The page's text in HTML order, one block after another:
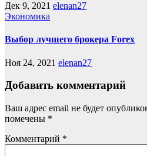
Дек 9, 2021 elenan27
Экономика
Выбор лучшего брокера Forex
Ноя 24, 2021 elenan27
Добавить комментарий
Ваш адрес email не будет
помечены *
Комментарий *